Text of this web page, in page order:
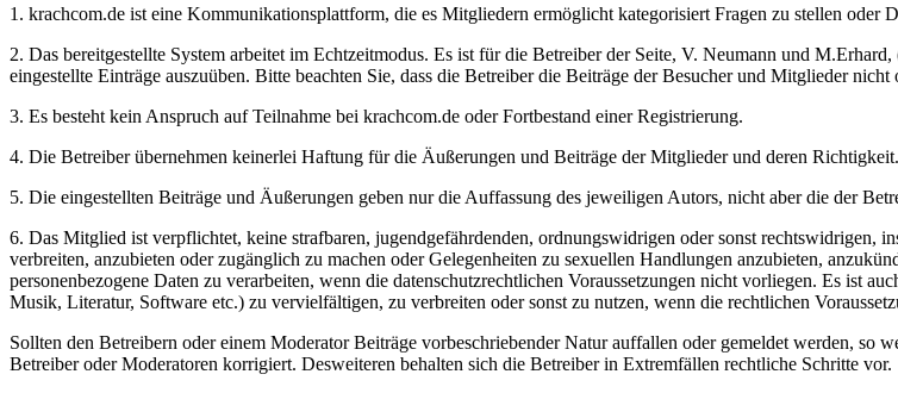
1. krachcom.de ist eine Kommunikationsplattform, die es Mitgliedern ermöglicht kategorisiert Fragen zu stellen oder
2. Das bereitgestellte System arbeitet im Echtzeitmodus. Es ist für die Betreiber der Seite, V. Neumann und
eingestellte Einträge auszuüben. Bitte beachten Sie, dass die Betreiber die Beiträge der Besucher und Mitglieder
3. Es besteht kein Anspruch auf Teilnahme bei krachcom.de oder Fortbestand einer Registrierung.
4. Die Betreiber übernehmen keinerlei Haftung für die Äußerungen und Beiträge der Mitglieder und deren Richtigkeit.
5. Die eingestellten Beiträge und Äußerungen geben nur die Auffassung des jeweiligen Autors, nicht aber die der
6. Das Mitglied ist verpflichtet, keine strafbaren, jugendgefährdenden, ordnungswidrigen oder sonst rechtswidrigen,
verbreiten, anzubieten oder zugänglich zu machen oder Gelegenheiten zu sexuellen Handlungen anzubieten,
personenbezogene Daten zu verarbeiten, wenn die datenschutzrechtlichen Voraussetzungen nicht vorliegen. Es ist
Musik, Literatur, Software etc.) zu vervielfältigen, zu verbreiten oder sonst zu nutzen, wenn die rechtlichen
Sollten den Betreibern oder einem Moderator Beiträge vorbeschriebender Natur auffallen oder gemeldet werden, so
Betreiber oder Moderatoren korrigiert. Desweiteren behalten sich die Betreiber in Extremfällen rechtliche Schritte vor.